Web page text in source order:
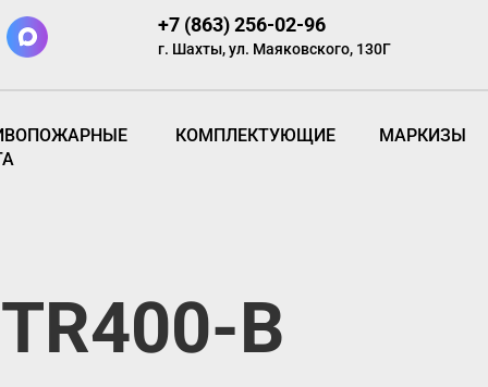
+7 (863) 256-02-96
г. Шахты, ул. Маяковского, 130Г
КОМПЛЕКТУЮЩИЕ МАРКИЗЫ